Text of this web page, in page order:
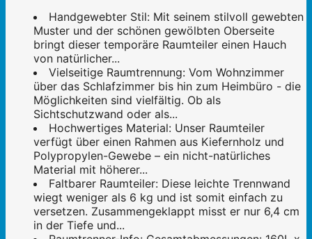
Handgewebter Stil: Mit seinem stilvoll gewebten
Muster und der schönen gewölbten Oberseite
bringt dieser temporäre Raumteiler einen Hauch
von natürlicher...
Vielseitige Raumtrennung: Vom Wohnzimmer
über das Schlafzimmer bis hin zum Heimbüro - die
Möglichkeiten sind vielfältig. Ob als
Sichtschutzwand oder als...
Hochwertiges Material: Unser Raumteiler
verfügt über einen Rahmen aus Kiefernholz und
Polypropylen-Gewebe – ein nicht-natürliches
Material mit höherer...
Faltbarer Raumteiler: Diese leichte Trennwand
wiegt weniger als 6 kg und ist somit einfach zu
versetzen. Zusammengeklappt misst er nur 6,4 cm
in der Tiefe und...